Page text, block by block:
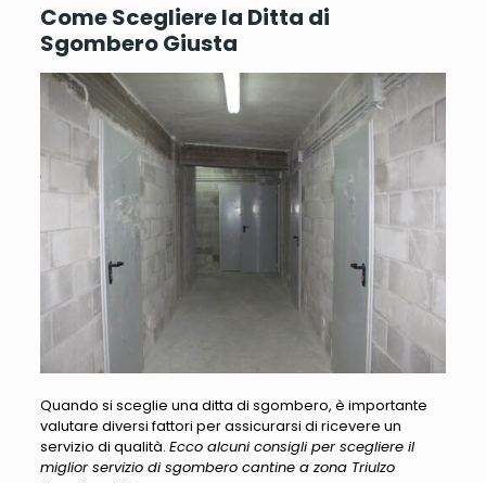
Come Scegliere la Ditta di
Sgombero Giusta
Quando si sceglie una ditta di sgombero, è importante
valutare diversi fattori per assicurarsi di ricevere un
servizio di qualità. Ecco alcuni consigli per scegliere il
miglior servizio di sgombero cantine a zona Triulzo